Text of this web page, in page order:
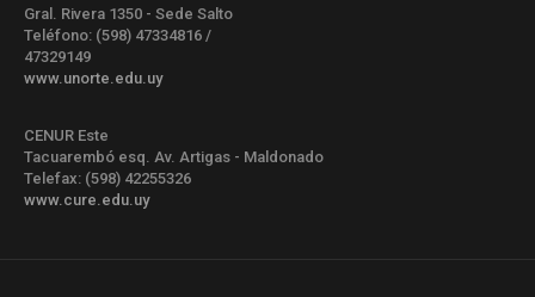
Gral. Rivera 1350 - Sede Salto
Teléfono: (598) 47334816 /
47329149
www.unorte.edu.uy
CENUR Este
Tacuarembó esq. Av. Artigas - Maldonado
Telefax: (598) 42255326
www.cure.edu.uy